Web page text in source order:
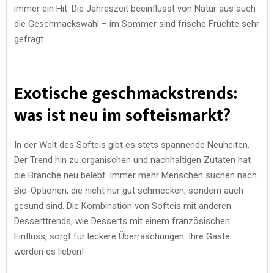
immer ein Hit. Die Jahreszeit beeinflusst von Natur aus auch
die Geschmackswahl – im Sommer sind frische Früchte sehr
gefragt.
Exotische geschmackstrends:
was ist neu im softeismarkt?
In der Welt des Softeis gibt es stets spannende Neuheiten.
Der Trend hin zu organischen und nachhaltigen Zutaten hat
die Branche neu belebt. Immer mehr Menschen suchen nach
Bio-Optionen, die nicht nur gut schmecken, sondern auch
gesund sind. Die Kombination von Softeis mit anderen
Desserttrends, wie Desserts mit einem französischen
Einfluss, sorgt für leckere Überraschungen. Ihre Gäste
werden es lieben!